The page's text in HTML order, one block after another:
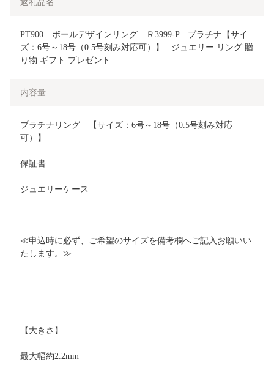
返礼品名
PT900　ボールデザインリング　Ｒ3999-P　プラチナ【サイ
ズ：6号～18号（0.5号刻み対応可）】   ジュエリー リング 贈
り物 ギフト プレゼント
内容量
プラチナリング　【サイズ：6号～18号（0.5号刻み対応
可）】
保証書
ジュエリーケース
≪申込時に必ず、ご希望のサイズを備考欄へご記入お願いい
たします。≫
【大きさ】
最大幅約2.2mm